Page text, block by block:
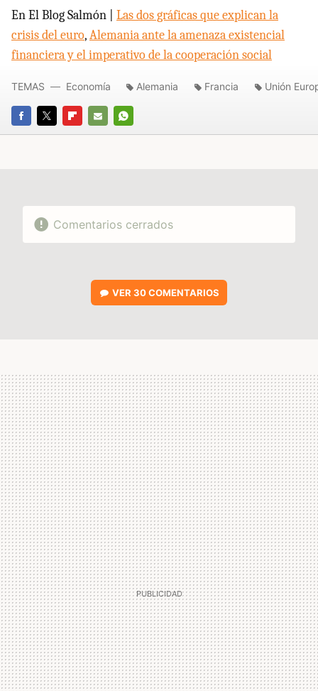
En El Blog Salmón | Las dos gráficas que explican la
crisis del euro,Alemania ante la amenaza existencial
financiera y el imperativo de la cooperación social
FACEBOOK
TWITTERFLIPBOARD
E-
WHATSAPP
TEMAS Economía Alemania Francia Unión
Comentarios cerrados
VER30 COMENTARIOS